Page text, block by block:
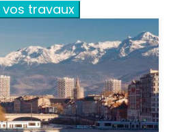
vos travaux